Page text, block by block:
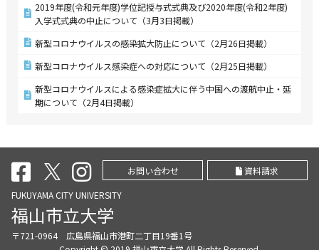
2019年度(令和元年度)学位記授与式式典及び2020年度(令和2年度)
入学式式典の中止について（3月3日掲載）
新型コロナウイルスの感染拡大防止について（2月26日掲載）
新型コロナウイルス感染症への対応について（2月25日掲載）
新型コロナウイルスによる感染症拡大に伴う中国への渡航中止・延
期について（2月4日掲載）
お問い合わせ
資料請求
FUKUYAMA CITY UNIVERSITY
福山市立大学
〒721-0964 広島県福山市港町二丁目19番1号